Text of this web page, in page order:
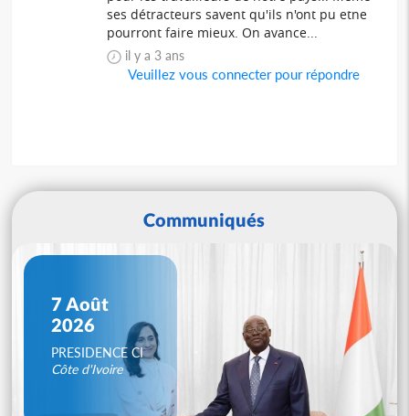
ses détracteurs savent qu'ils n'ont pu etne
pourront faire mieux. On avance...
il y a 3 ans
Veuillez vous connecter pour répondre
Communiqués
7 Août
2026
PRESIDENCE CI
Côte d'Ivoire